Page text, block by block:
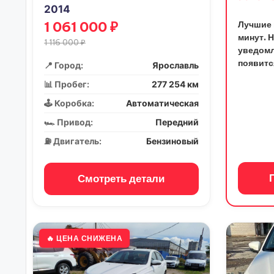
2014
1 061 000 ₽
1 116 000 ₽
📍 Город:
Ярославль
📊 Пробег:
277 254 км
🕹️ Коробка:
Автоматическая
🏎️ Привод:
Передний
⛽ Двигатель:
Бензиновый
Смотреть детали
Лучшие
минут.
🔥 ЦЕНА СНИЖЕНА